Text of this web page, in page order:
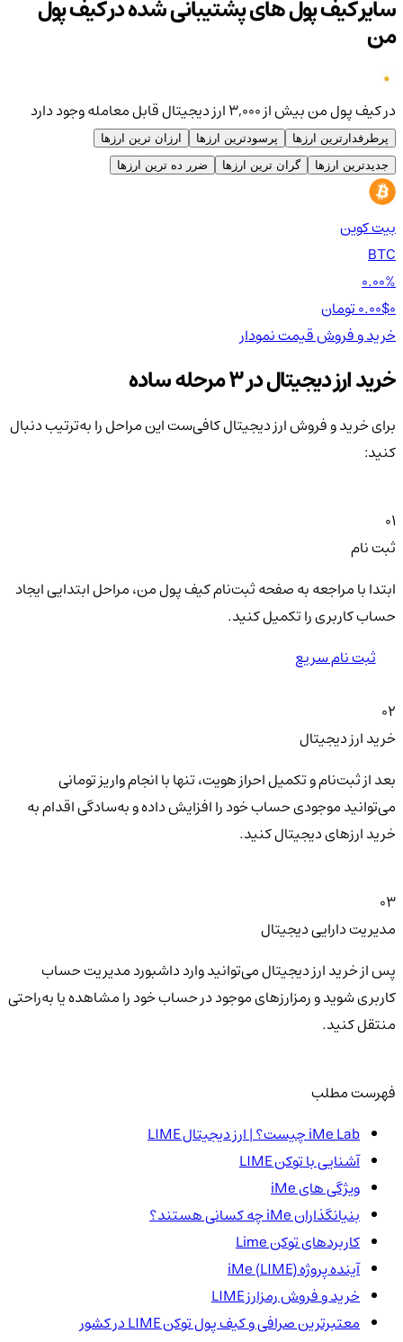
سایر کیف پول های پشتیبانی شده در کیف پول
من
در کیف پول من بیش از ۳,۰۰۰ ارز دیجیتال قابل معامله وجود دارد
پرطرفدارترین ارزها پرسودترین ارزها
ارزان ترین ارزها
جدیدترین ارزها
گران ترین ارزها ضرر ده ترین ارزها
بیت کوین
BTC
0.00%
0.00$
خرید و فروشقیمتنمودار
خرید ارز دیجیتال در 3 مرحله ساده
برای خرید و فروش ارز دیجیتال کافی‌ست این مراحل را به‌ترتیب دنبال
کنید:
01
ثبت نام
ابتدا با مراجعه به صفحه ثبت‌نام کیف‌ پول من، مراحل ابتدایی ایجاد
حساب کاربری را تکمیل کنید.
ثبت نام سریع
02
خرید ارز دیجیتال
بعد از ثبت‌نام و تکمیل احراز هویت، تنها با انجام واریز تومانی
می‌توانید موجودی حساب خود را افزایش داده و به‌سادگی اقدام به
خرید ارزهای دیجیتال کنید.
03
مدیریت دارایی دیجیتال
پس از خرید ارز دیجیتال می‌توانید وارد داشبورد مدیریت حساب
کاربری شوید و رمزارزهای موجود در حساب خود را مشاهده یا به‌راحتی
منتقل کنید.
فهرست مطلب
iMe Lab چیست؟ | ارز دیجیتال LIME
آشنایی با توکن LIME
ویژگی های iMe
بنیانگذاران iMe چه کسانی هستند؟
کاربردهای توکن Lime
آینده پروژه iMe (LIME)
خرید و فروش رمزارز LIME
معتبرترین صرافی و کیف پول توکن LIME در کشور